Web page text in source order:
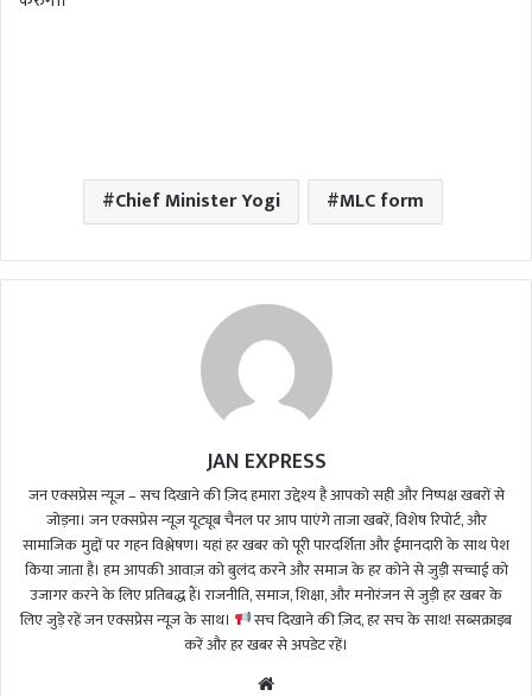
Chief Minister Yogi MLC form
JAN EXPRESS
जन एक्सप्रेस न्यूज़ – सच दिखाने की ज़िद हमारा उद्देश्य है आपको सही और निष्पक्ष खबरों से
जोड़ना। जन एक्सप्रेस न्यूज़ यूट्यूब चैनल पर आप पाएंगे ताजा खबरें, विशेष रिपोर्ट, और
सामाजिक मुद्दों पर गहन विश्लेषण। यहां हर खबर को पूरी पारदर्शिता और ईमानदारी के साथ पेश
किया जाता है। हम आपकी आवाज़ को बुलंद करने और समाज के हर कोने से जुड़ी सच्चाई को
उजागर करने के लिए प्रतिबद्ध हैं। राजनीति, समाज, शिक्षा, और मनोरंजन से जुड़ी हर खबर के
लिए जुड़े रहें जन एक्सप्रेस न्यूज़ के साथ।
सच दिखाने की ज़िद, हर सच के साथ! सब्सक्राइब
करें और हर खबर से अपडेट रहें।